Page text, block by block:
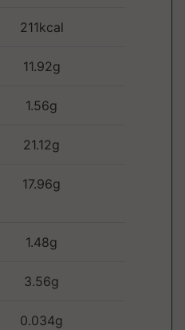
211kcal
11.92g
1.56g
21.12g
17.96g
1.48g
3.56g
0.034g